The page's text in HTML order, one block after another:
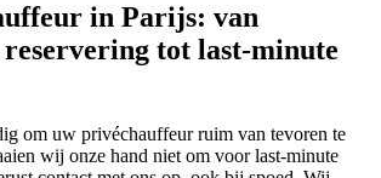
in Parijs: van
tot last-minute
om uw privéchauffeur ruim van tevoren te
wij onze hand niet om voor last-minute